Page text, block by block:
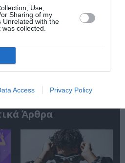
Use,
Sharing of my
Unrelated with the
collected.
Access Privacy Policy
το Culturenow.gr
Άρθρα